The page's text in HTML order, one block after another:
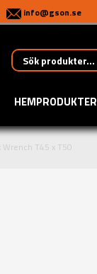
info@gson.se
HEMPRODUKTER
T45 x T50